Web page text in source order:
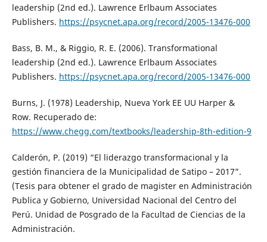
leadership (2nd ed.). Lawrence Erlbaum Associates
Publishers. https://psycnet.apa.org/record/2005-13476-000
Bass, B. M., & Riggio, R. E. (2006). Transformational
leadership (2nd ed.). Lawrence Erlbaum Associates
Publishers. https://psycnet.apa.org/record/2005-13476-000
Burns, J. (1978) Leadership, Nueva York EE UU Harper &
Row. Recuperado de:
https://www.chegg.com/textbooks/leadership-8th-edition-9
Calderón, P. (2019) “El liderazgo transformacional y la
gestión financiera de la Municipalidad de Satipo – 2017”.
(Tesis para obtener el grado de magister en Administración
Publica y Gobierno, Universidad Nacional del Centro del
Perú. Unidad de Posgrado de la Facultad de Ciencias de la
Administración.